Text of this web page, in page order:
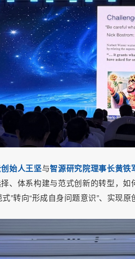
始人王坚与智源研究院理事长黄铁
、体系构建与范式创新的转型，
”转向“形成自身问题意识”、实现原